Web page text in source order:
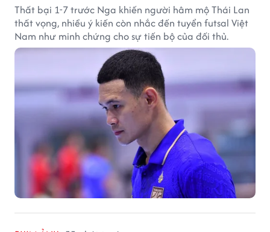
Thất bại 1-7 trước Nga khiến người hâm mộ Thái Lan
thất vọng, nhiều ý kiến còn nhắc đến tuyển futsal Việt
Nam như minh chứng cho sự tiến bộ của đối thủ.